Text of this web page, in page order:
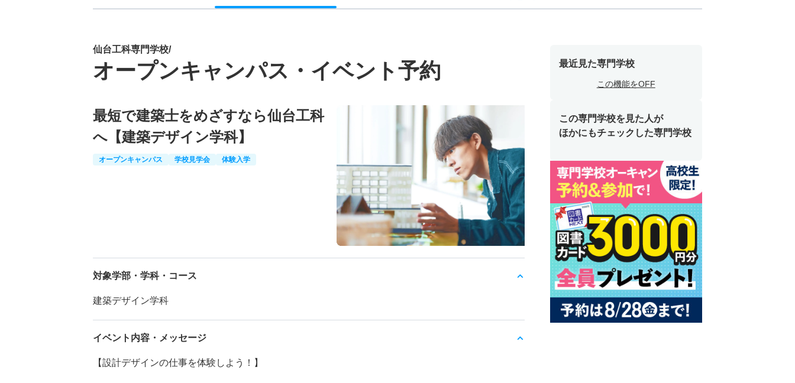
仙台工科専門学校/
オープンキャンパス・イベント予約
最短で建築士をめざすなら仙台工科
へ【建築デザイン学科】
オープンキャンパス 学校見学会 体験入学
対象学部・学科・コース
建築デザイン学科
イベント内容・メッセージ
【設計デザインの仕事を体験しよう！】
最近見た専門学校
この機能をOFF
この専門学校を見た人が
ほかにもチェックした専門学校